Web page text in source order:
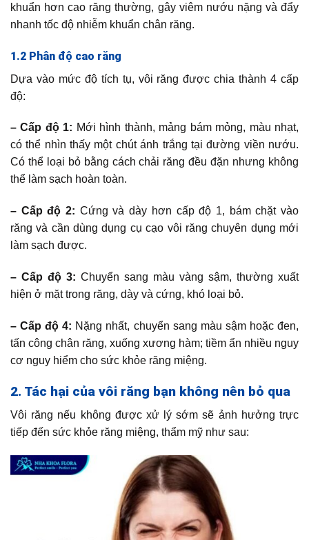
khuẩn hơn cao răng thường, gây viêm nướu nặng và đẩy
nhanh tốc độ nhiễm khuẩn chân răng.
1.2 Phân độ cao răng
Dựa vào mức độ tích tụ, vôi răng được chia thành 4 cấp
độ:
– Cấp độ 1: Mới hình thành, mảng bám mỏng, màu nhạt,
có thể nhìn thấy một chút ánh trắng tại đường viền nướu.
Có thể loại bỏ bằng cách chải răng đều đặn nhưng không
thể làm sạch hoàn toàn.
– Cấp độ 2: Cứng và dày hơn cấp độ 1, bám chặt vào
răng và cần dùng dụng cụ cạo vôi răng chuyên dụng mới
làm sạch được.
– Cấp độ 3: Chuyển sang màu vàng sậm, thường xuất
hiện ở mặt trong răng, dày và cứng, khó loại bỏ.
– Cấp độ 4: Nặng nhất, chuyển sang màu sậm hoặc đen,
tấn công chân răng, xuống xương hàm; tiềm ẩn nhiều nguy
cơ nguy hiểm cho sức khỏe răng miệng.
2. Tác hại của vôi răng bạn không nên bỏ qua
Vôi răng nếu không được xử lý sớm sẽ ảnh hưởng trực
tiếp đến sức khỏe răng miệng, thẩm mỹ như sau: